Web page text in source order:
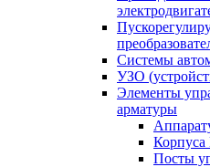
Системы
УЗО
Элементы
арматуры
Посты